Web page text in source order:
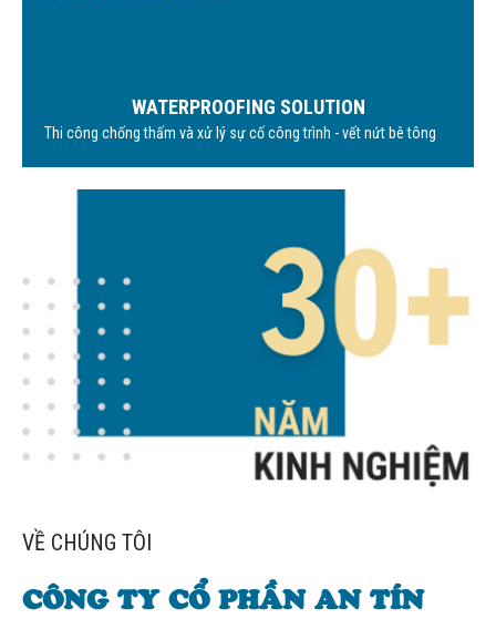
WATERPROOFING SOLUTION
Thi công chống thấm và xử lý sự cố công trình - vết nứt bê tông
VỀ CHÚNG TÔI
CÔNG TY CỔ PHẦN AN TÍN